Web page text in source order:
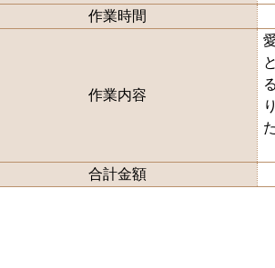
作業時間
作業内容
合計金額